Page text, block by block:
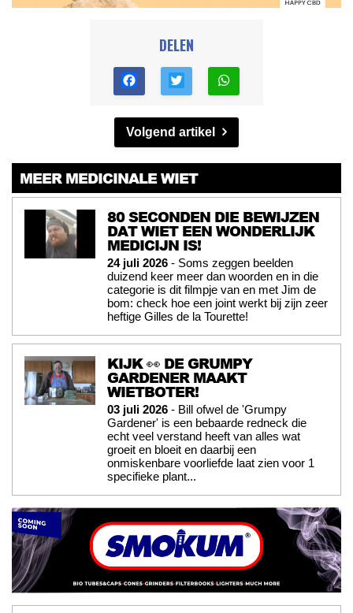
DELEN
Volgend artikel
MEER MEDICINALE WIET
80 SECONDEN DIE BEWIJZEN
DAT WIET EEN WONDERLIJK
MEDICIJN IS!
24 juli 2026 - Soms zeggen beelden
duizend keer meer dan woorden en in die
categorie is dit filmpje van en met Jim de
bom: check hoe een joint werkt bij zijn zeer
heftige Gilles de la Tourette!
KIJK 👀 DE GRUMPY
GARDENER MAAKT
WIETBOTER!
03 juli 2026 - Bill ofwel de 'Grumpy
Gardener' is een bebaarde redneck die
echt veel verstand heeft van alles wat
groeit en bloeit en daarbij een
onmiskenbare voorliefde laat zien voor 1
specifieke plant...